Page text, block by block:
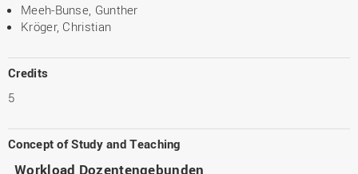
Meeh-Bunse, Gunther
Kröger, Christian
Credits
5
Concept of Study and Teaching
Workload Dozentengebunden